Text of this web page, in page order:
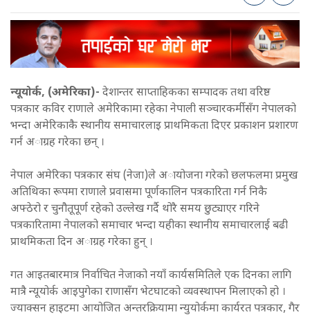
न्यूयोर्क, (अमेरिका)- देशान्तर साप्ताहिकका सम्पादक तथा वरिष्ठ
पत्रकार कविर राणाले अमेरिकामा रहेका नेपाली सञ्चारकर्मीसँग नेपालको
भन्दा अमेरिकाकै स्थानीय समाचारलाइ प्राथमिकता दिएर प्रकाशन प्रशारण
गर्न अाग्रह गरेका छन् ।
नेपाल अमेरिका पत्रकार संघ (नेजा)ले अायोजना गरेको छलफलमा प्रमुख
अतिथिका रूपमा राणाले प्रवासमा पूर्णकालिन पत्रकारिता गर्न निकै
अफ्ठेरो र चुनौतूपूर्ण रहेको उल्लेख गर्दै थोरै समय छुट्याएर गरिने
पत्रकारितामा नेपालको समाचार भन्दा यहीका स्थानीय समाचारलाई बढी
प्राथमिकता दिन अाग्रह गरेका हुन् ।
गत आइतबारमात्र निर्वाचित नेजाको नयाँ कार्यसमितिले एक दिनका लागि
मात्रै न्यूयोर्क आइपुगेका राणासँग भेटघाटको व्यवस्थापन मिलाएको हो ।
ज्याक्सन हाइटमा आयोजित अन्तरक्रियामा न्युयोर्कमा कार्यरत पत्रकार, गैर